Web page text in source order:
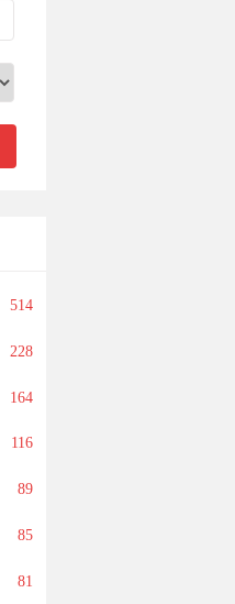
514
228
164
116
89
85
81